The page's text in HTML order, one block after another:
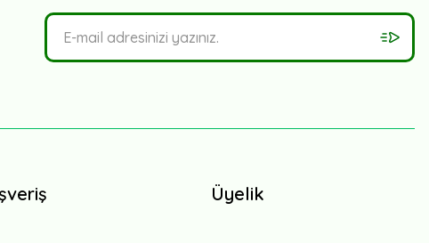
Üyelik